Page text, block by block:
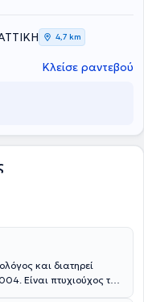
4,7 km
Κλείσε ραντεβού
και διατηρεί
Είναι πτυχιούχος του